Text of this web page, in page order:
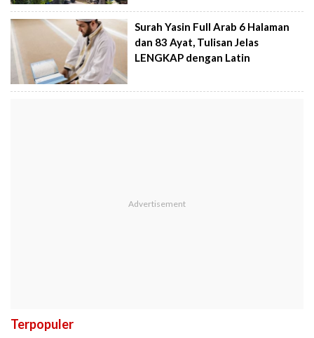
Surah Yasin Full Arab 6 Halaman
dan 83 Ayat, Tulisan Jelas
LENGKAP dengan Latin
Terpopuler